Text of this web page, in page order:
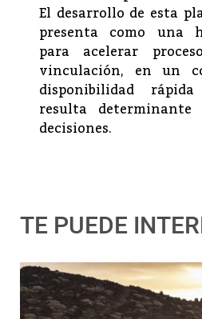
El desarrollo de esta
presenta como una
para acelerar
vinculación, en un
disponibilidad
resulta
decisiones.
TE PUEDE